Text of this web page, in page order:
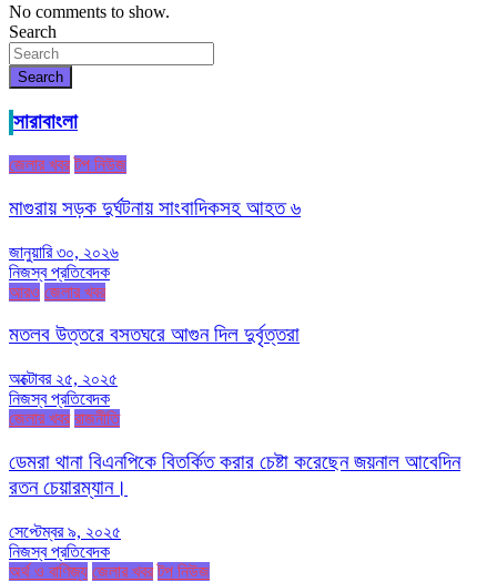
No comments to show.
Search
Search
সারাবাংলা
জেলার খবর টপ নিউজ
মাগুরায় সড়ক দুর্ঘটনায় সাংবাদিকসহ আহত ৬
জানুয়ারি ৩০, ২০২৬
নিজস্ব প্রতিবেদক
আরও জেলার খবর
মতলব উত্তরে বসতঘরে আগুন দিল দুর্বৃত্তরা
অক্টোবর ২৫, ২০২৫
নিজস্ব প্রতিবেদক
জেলার খবর রাজনীতি
ডেমরা থানা বিএনপিকে বিতর্কিত করার চেষ্টা করেছেন জয়নাল আবেদিন
রতন চেয়ারম্যান।
সেপ্টেম্বর ৯, ২০২৫
নিজস্ব প্রতিবেদক
অর্থ ও বাণিজ্য জেলার খবর টপ নিউজ